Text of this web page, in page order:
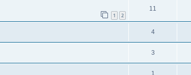
1 2
11
4
3